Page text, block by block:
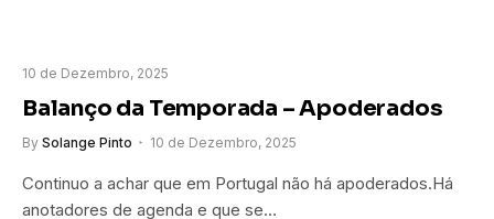
10 de Dezembro, 2025
Balanço da Temporada – Apoderados
By Solange Pinto 10 de Dezembro, 2025
Continuo a achar que em Portugal não há apoderados.Há
anotadores de agenda e que se…